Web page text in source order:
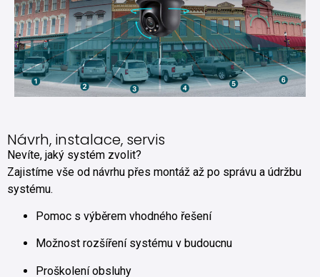
Návrh, instalace, servis
Nevíte, jaký systém zvolit?
Zajistíme vše od návrhu přes montáž až po správu a údržbu
systému.
Pomoc s výběrem vhodného řešení
Možnost rozšíření systému v budoucnu
Proškolení obsluhy